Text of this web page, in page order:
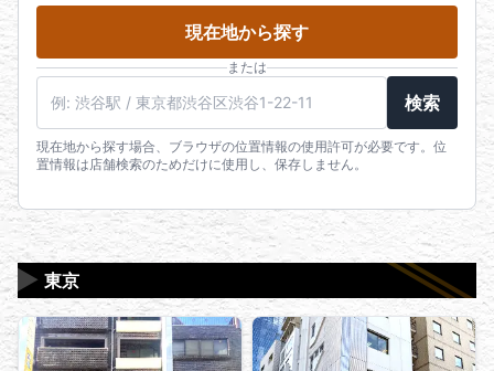
店頭買取はこちら
宅配買取はこちら
出張買取はこちら
鑑定士に電話で直接相談したい方はこちら（受付
時間 10:00~20:00）
メールで査定を依頼したい方はこちら
※200万円を超えるお取引の際は健康保険証に加え、
発行日から3ヶ月以内の公共料金領収書（請求書）又
は住民票が必要となります。
※身分証の住所に相違がある場合は以下の物が必要に
なります。本人確認の身分証の住所が異なる場合
は、本人様名義の現在お住まいである住所を確認で
きる物が必要になります。発行日から3ヶ月以内の公
固定電話、未払いでも可能）又は住民票が必要とな
りますので、住所変更されていない上記記載の身分
証明書と一緒にお持ちください。
※有効期限の切れた身分証明書はお取扱いできないの
でご注意ください。
現在地から探す
または
検索
現在地から探す場合、ブラウザの位置情報の使用許可が必要です。位
置情報は店舗検索のためだけに使用し、保存しません。
東京
▶